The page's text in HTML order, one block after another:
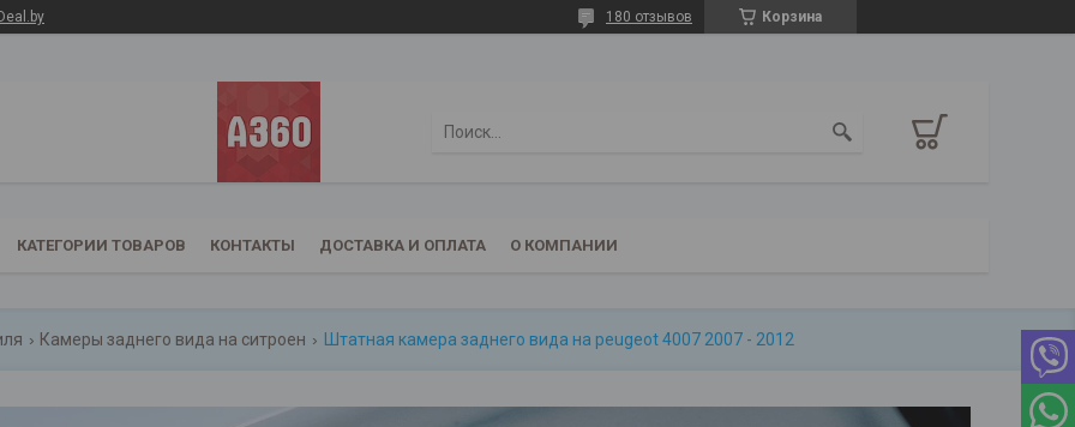
Корзина
180 отзывов
КАТЕГОРИИ ТОВАРОВ КОНТАКТЫ ДОСТАВКА И ОПЛАТА О КОМПАНИИ
Камеры заднего вида на ситроен Штатная камера заднего вида на peugeot 4007 2007 - 2012